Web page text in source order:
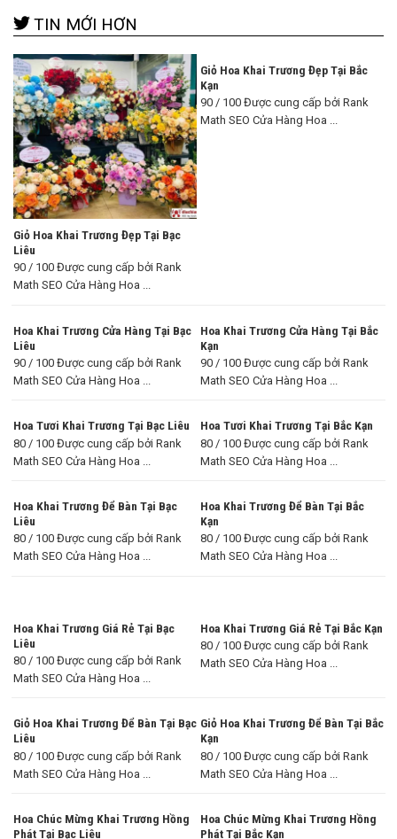
TIN MỚI HƠN
Giỏ Hoa Khai Trương Đẹp Tại Bạc
Liêu
90 / 100 Được cung cấp bởi Rank
Math SEO Cửa Hàng Hoa ...
Giỏ Hoa Khai Trương Đẹp Tại Bắc
Kạn
90 / 100 Được cung cấp bởi Rank
Math SEO Cửa Hàng Hoa ...
Hoa Khai Trương Cửa Hàng Tại Bạc
Liêu
90 / 100 Được cung cấp bởi Rank
Math SEO Cửa Hàng Hoa ...
Hoa Khai Trương Cửa Hàng Tại Bắc
Kạn
90 / 100 Được cung cấp bởi Rank
Math SEO Cửa Hàng Hoa ...
Hoa Tươi Khai Trương Tại Bạc Liêu
80 / 100 Được cung cấp bởi Rank
Math SEO Cửa Hàng Hoa ...
Hoa Tươi Khai Trương Tại Bắc Kạn
80 / 100 Được cung cấp bởi Rank
Math SEO Cửa Hàng Hoa ...
Hoa Khai Trương Để Bàn Tại Bạc
Liêu
80 / 100 Được cung cấp bởi Rank
Math SEO Cửa Hàng Hoa ...
Hoa Khai Trương Để Bàn Tại Bắc
Kạn
80 / 100 Được cung cấp bởi Rank
Math SEO Cửa Hàng Hoa ...
Hoa Khai Trương Giá Rẻ Tại Bạc
Liêu
80 / 100 Được cung cấp bởi Rank
Math SEO Cửa Hàng Hoa ...
Hoa Khai Trương Giá Rẻ Tại Bắc Kạn
80 / 100 Được cung cấp bởi Rank
Math SEO Cửa Hàng Hoa ...
Giỏ Hoa Khai Trương Để Bàn Tại Bạc
Liêu
80 / 100 Được cung cấp bởi Rank
Math SEO Cửa Hàng Hoa ...
Giỏ Hoa Khai Trương Để Bàn Tại Bắc
Kạn
80 / 100 Được cung cấp bởi Rank
Math SEO Cửa Hàng Hoa ...
Hoa Chúc Mừng Khai Trương Hồng
Phát Tại Bạc Liêu
Hoa Chúc Mừng Khai Trương Hồng
Phát Tại Bắc Kạn